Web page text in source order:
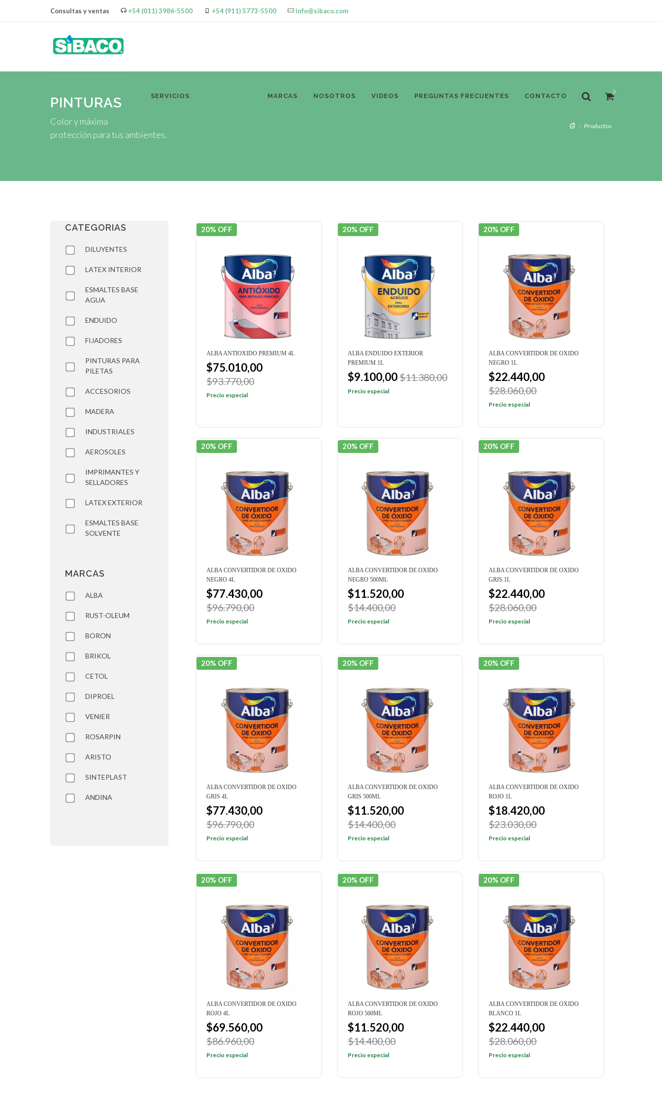
Consultas y ventas +54 (011) 3986-5500 +54 (911) 5773-5500 info@sibaco.com
SERVICIOS MARCAS NOSOTROS VIDEOS PREGUNTAS FRECUENTES CONTACTO
0
PINTURAS
Color y máxima
protección para tus ambientes.
Productos
20% OFF
ALBA ANTIOXIDO PREMIUM 4L
$75.010,00
$93.770,00
Precio especial
20% OFF
ALBA ENDUIDO EXTERIOR
PREMIUM 1L
$9.100,00$11.380,00
Precio especial
20% OFF
ALBA CONVERTIDOR DE OXIDO
NEGRO 1L
$22.440,00
$28.060,00
Precio especial
20% OFF
ALBA CONVERTIDOR DE OXIDO
NEGRO 4L
$77.430,00
$96.790,00
Precio especial
20% OFF
ALBA CONVERTIDOR DE OXIDO
NEGRO 500ML
$11.520,00
$14.400,00
Precio especial
20% OFF
ALBA CONVERTIDOR DE OXIDO
GRIS 1L
$22.440,00
$28.060,00
Precio especial
20% OFF
ALBA CONVERTIDOR DE OXIDO
GRIS 4L
$77.430,00
$96.790,00
Precio especial
20% OFF
ALBA CONVERTIDOR DE OXIDO
GRIS 500ML
$11.520,00
$14.400,00
Precio especial
20% OFF
ALBA CONVERTIDOR DE OXIDO
ROJO 1L
$18.420,00
$23.030,00
Precio especial
20% OFF
ALBA CONVERTIDOR DE OXIDO
ROJO 4L
$69.560,00
$86.960,00
Precio especial
20% OFF
ALBA CONVERTIDOR DE OXIDO
ROJO 500ML
$11.520,00
$14.400,00
Precio especial
20% OFF
ALBA CONVERTIDOR DE OXIDO
BLANCO 1L
$22.440,00
$28.060,00
Precio especial
CATEGORIAS
DILUYENTES
LATEX INTERIOR
ESMALTES BASE
AGUA
ENDUIDO
FIJADORES
PINTURAS PARA
PILETAS
ACCESORIOS
MADERA
INDUSTRIALES
AEROSOLES
IMPRIMANTES Y
SELLADORES
LATEX EXTERIOR
ESMALTES BASE
SOLVENTE
MARCAS
ALBA
RUST-OLEUM
BORON
BRIKOL
CETOL
DIPROEL
VENIER
ROSARPIN
ARISTO
SINTEPLAST
ANDINA